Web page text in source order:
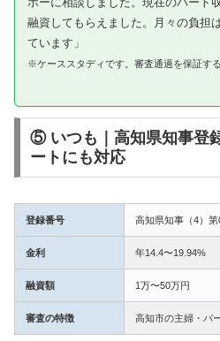
融資してもらえました。月々の負担
ています」
※ケーススタディです。審査通過を保証す
⑤ いつも｜高知県知事登
ートにも対応
登録番号 高知県知事（4）
金利 年14.4〜19.94%
融資額 1万〜50万円
審査の特徴 高知市の主婦・パ